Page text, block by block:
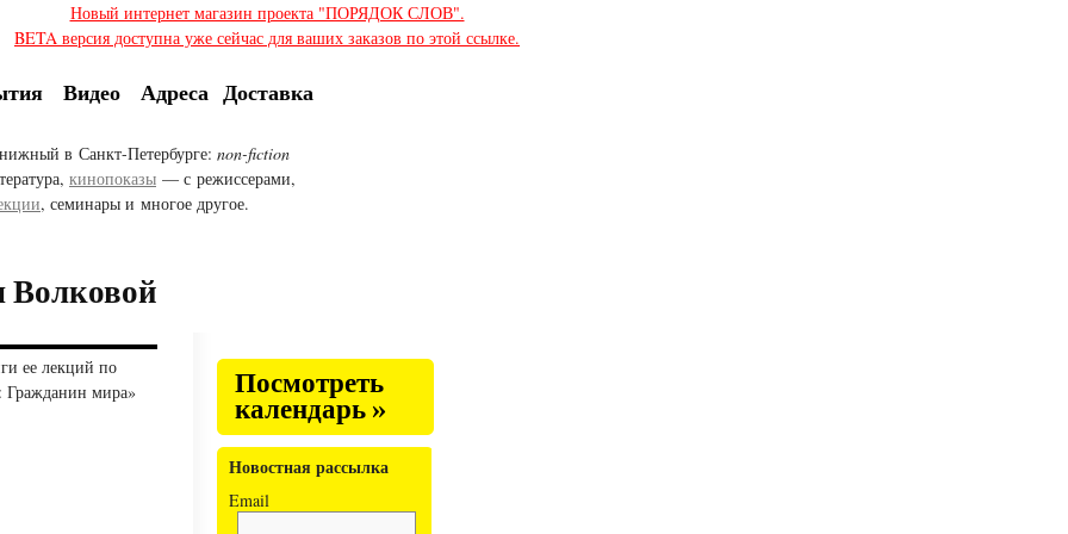
Новый интернет магазин проекта "ПОРЯДОК СЛОВ".
BETA версия доступна уже сейчас для ваших заказов по этой ссылке.
Видео Адреса Доставка
в Санкт-Петербурге: non-fiction
кинопоказы — с режиссерами,
, семинары и многое другое.
ее лекций по
Гражданин мира»
Посмотреть
календарь »
Новостная рассылка
Email